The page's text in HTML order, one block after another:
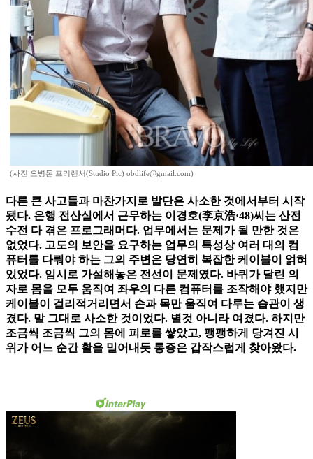
(사진 오병돈 프리랜서(Studio Pic) obdlife@gmail.com)
다른 큰 사고들과 마찬가지로 발단은 사소한 것에서부터 시작
됐다. 은행 전산실에서 근무하는 이경호(李京浩·48)씨는 산전
수전 다 겪은 프로그래머다. 업무에서는 문제가 될 만한 것은
없었다. 고도의 보안을 요구하는 업무의 특성상 여러 대의 컴
퓨터를 다뤄야 하는 그의 주변은 당연히 복잡한 케이블이 얽혀
있었다. 임시로 가설해놓은 전선이 문제였다. 바퀴가 달린 의
자로 몸을 모두 움직여 좌우의 다른 컴퓨터를 조작해야 했지만
케이블이 걸리적거리면서 손과 목만 움직여 다루는 습관이 생
겼다. 말 그대로 사소한 것이었다. 별것 아니라 여겼다. 하지만
조금씩 조금씩 그의 몸에 피로를 쌓았고, 팽팽하게 당겨진 시
위가 어느 순간 활을 밀어내듯 통증은 갑작스럽게 찾아왔다.